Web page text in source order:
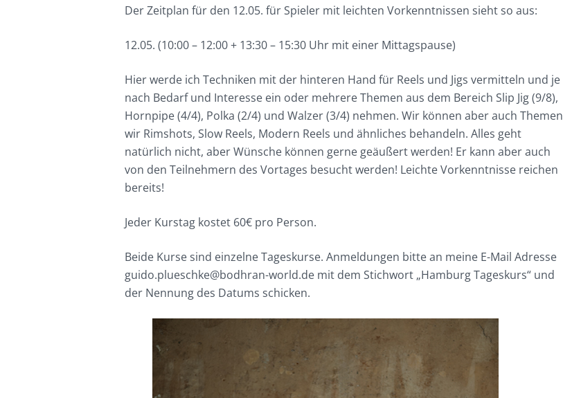
Der Zeitplan für den 12.05. für Spieler mit leichten Vorkenntnissen sieht so aus:
12.05. (10:00 – 12:00 + 13:30 – 15:30 Uhr mit einer Mittagspause)
Hier werde ich Techniken mit der hinteren Hand für Reels und Jigs vermitteln und je
nach Bedarf und Interesse ein oder mehrere Themen aus dem Bereich Slip Jig (9/8),
Hornpipe (4/4), Polka (2/4) und Walzer (3/4) nehmen. Wir können aber auch Themen
wir Rimshots, Slow Reels, Modern Reels und ähnliches behandeln. Alles geht
natürlich nicht, aber Wünsche können gerne geäußert werden! Er kann aber auch
von den Teilnehmern des Vortages besucht werden! Leichte Vorkenntnisse reichen
bereits!
Jeder Kurstag kostet 60€ pro Person.
Beide Kurse sind einzelne Tageskurse. Anmeldungen bitte an meine E-Mail Adresse
guido.plueschke@bodhran-world.de mit dem Stichwort „Hamburg Tageskurs“ und
der Nennung des Datums schicken.